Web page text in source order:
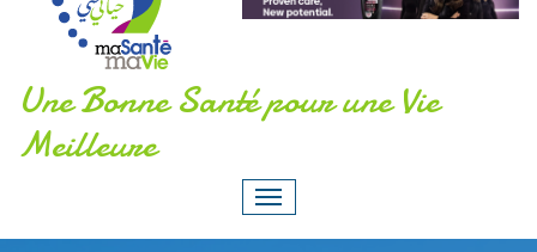
Une Bonne Santé pour une Vie
Meilleure